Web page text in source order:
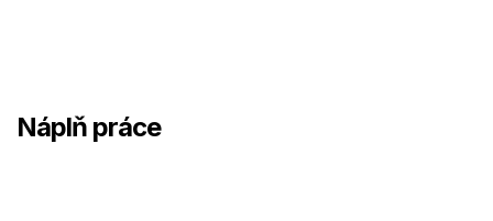
Náplň práce